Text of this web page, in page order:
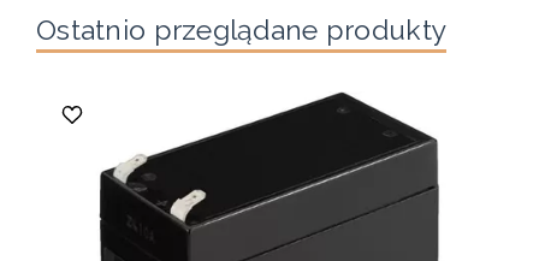
Ostatnio przeglądane produkty